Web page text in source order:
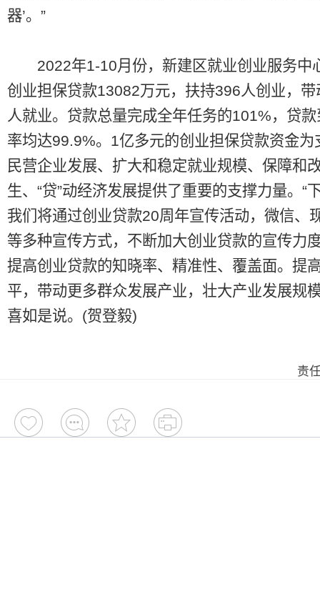
器’。”
2022年1-10月份，新建区就业创业服务中
创业担保贷款13082万元，扶持396人创业，
人就业。贷款总量完成全年任务的101%，贷
率均达99.9%。1亿多元的创业担保贷款资金为
民营企业发展、扩大和稳定就业规模、保障和
生、“贷”动经济发展提供了重要的支撑力量。“
我们将通过创业贷款20周年宣传活动，微信、
等多种宣传方式，不断加大创业贷款的宣传力
提高创业贷款的知晓率、精准性、覆盖面。提
平，带动更多群众发展产业，壮大产业发展规
喜如是说。(贺登毅)
责